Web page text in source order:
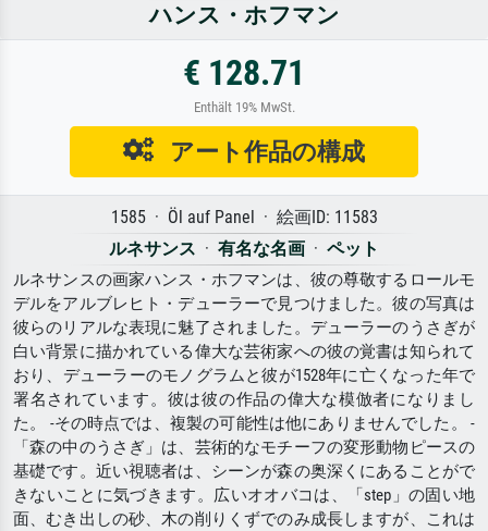
ハンス・ホフマン
€ 128.71
Enthält 19% MwSt.
アート作品の構成
1585 · Öl auf Panel · 絵画ID: 11583
ルネサンス · 有名な名画 · ペット
ルネサンスの画家ハンス・ホフマンは、彼の尊敬するロールモ
デルをアルブレヒト・デューラーで見つけました。彼の写真は
彼らのリアルな表現に魅了されました。デューラーのうさぎが
白い背景に描かれている偉大な芸術家への彼の覚書は知られて
おり、デューラーのモノグラムと彼が1528年に亡くなった年で
署名されています。彼は彼の作品の偉大な模倣者になりまし
た。 -その時点では、複製の可能性は他にありませんでした。 -
「森の中のうさぎ」は、芸術的なモチーフの変形動物ピースの
基礎です。近い視聴者は、シーンが森の奥深くにあることがで
きないことに気づきます。広いオオバコは、「step」の固い地
面、むき出しの砂、木の削りくずでのみ成長しますが、これは